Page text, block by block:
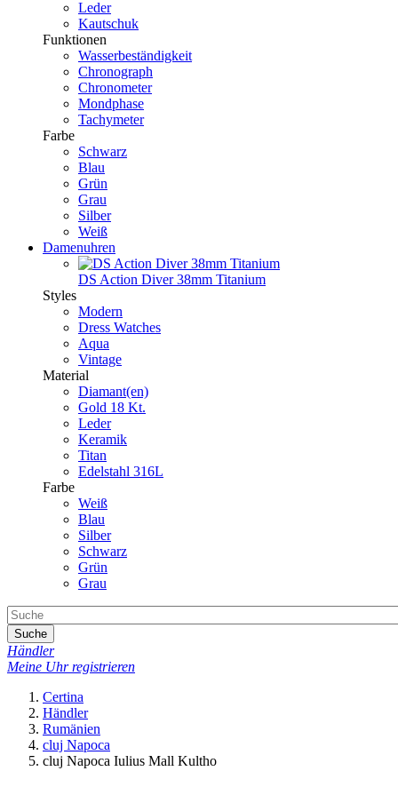
Leder
Kautschuk
Funktionen
Wasserbeständigkeit
Chronograph
Chronometer
Mondphase
Tachymeter
Farbe
Schwarz
Blau
Grün
Grau
Silber
Weiß
Damenuhren
DS Action Diver 38mm Titanium
Styles
Modern
Dress Watches
Aqua
Vintage
Material
Diamant(en)
Gold 18 Kt.
Leder
Keramik
Titan
Edelstahl 316L
Farbe
Weiß
Blau
Silber
Schwarz
Grün
Grau
Suche
Händler
Meine Uhr registrieren
Certina
Händler
Rumänien
cluj Napoca
cluj Napoca Iulius Mall Kultho